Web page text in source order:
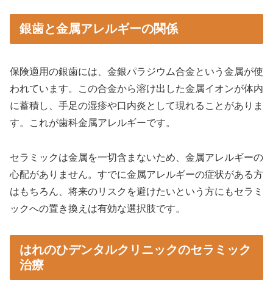
銀歯と金属アレルギーの関係
保険適用の銀歯には、金銀パラジウム合金という金属が使
われています。この合金から溶け出した金属イオンが体内
に蓄積し、手足の湿疹や口内炎として現れることがありま
す。これが歯科金属アレルギーです。
セラミックは金属を一切含まないため、金属アレルギーの
心配がありません。すでに金属アレルギーの症状がある方
はもちろん、将来のリスクを避けたいという方にもセラミ
ックへの置き換えは有効な選択肢です。
はれのひデンタルクリニックのセラミック
治療